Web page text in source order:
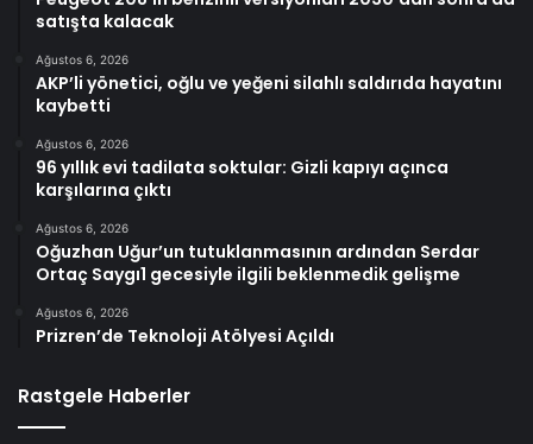
satışta kalacak
Ağustos 6, 2026
AKP’li yönetici, oğlu ve yeğeni silahlı saldırıda hayatını
kaybetti
Ağustos 6, 2026
96 yıllık evi tadilata soktular: Gizli kapıyı açınca
karşılarına çıktı
Ağustos 6, 2026
Oğuzhan Uğur’un tutuklanmasının ardından Serdar
Ortaç Saygı1 gecesiyle ilgili beklenmedik gelişme
Ağustos 6, 2026
Prizren’de Teknoloji Atölyesi Açıldı
Rastgele Haberler